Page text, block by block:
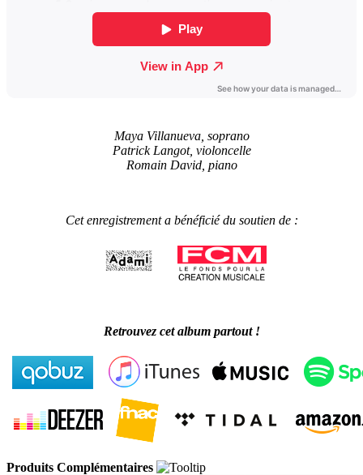
Maya Villanueva, soprano
Patrick Langot, violoncelle
Romain David, piano
Cet enregistrement a bénéficié du soutien de :
Retrouvez cet album partout !
Produits Complémentaires